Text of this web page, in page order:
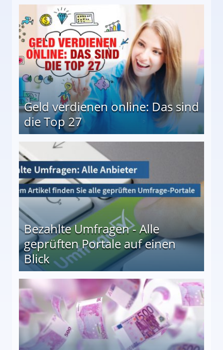
Geld verdienen online: Das sind
die Top 27
Bezahlte Umfragen - Alle
geprüften Portale auf einen
Blick
auf einen Blick